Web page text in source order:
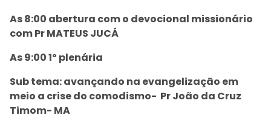
As 8:00 abertura com o devocional missionário
com Pr MATEUS JUCÁ
As 9:00 1º plenária
Sub tema: avançando na evangelização em
meio a crise do comodismo- Pr João da Cruz
Timom- MA